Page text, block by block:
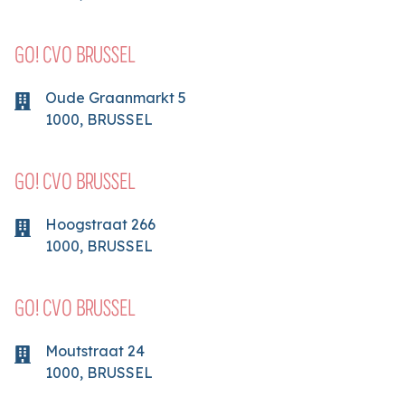
GO! CVO BRUSSEL
Oude Graanmarkt 5
1000, BRUSSEL
GO! CVO BRUSSEL
Hoogstraat 266
1000, BRUSSEL
GO! CVO BRUSSEL
Moutstraat 24
1000, BRUSSEL